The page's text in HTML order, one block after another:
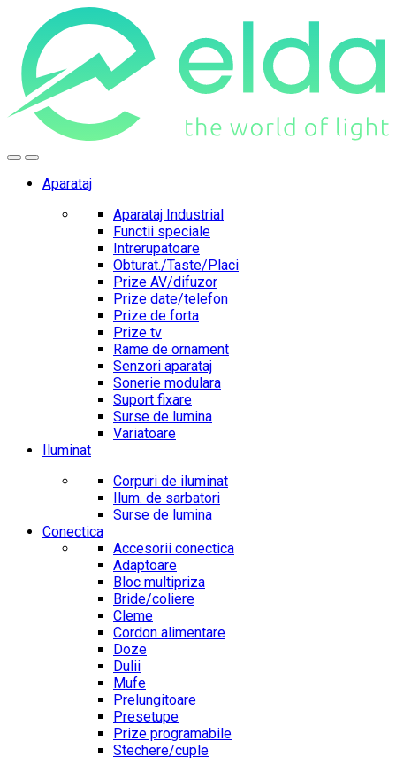
navigation
content
Aparataj
Aparataj Industrial
Functii speciale
Intrerupatoare
Obturat./Taste/Placi
Prize AV/difuzor
Prize date/telefon
Prize de forta
Prize tv
Rame de ornament
Senzori aparataj
Sonerie modulara
Suport fixare
Surse de lumina
Variatoare
Iluminat
Corpuri de iluminat
Ilum. de sarbatori
Surse de lumina
Conectica
Accesorii conectica
Adaptoare
Bloc multipriza
Bride/coliere
Cleme
Cordon alimentare
Doze
Dulii
Mufe
Prelungitoare
Presetupe
Prize programabile
Stechere/cuple